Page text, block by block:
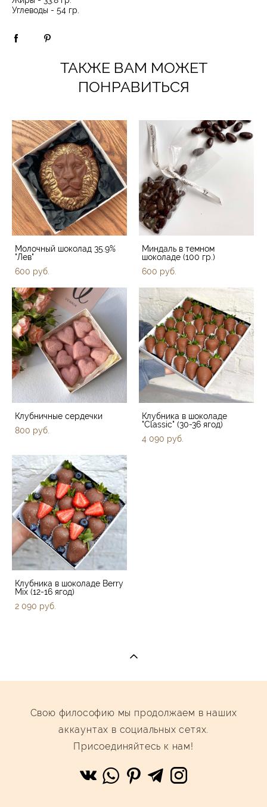
Углеводы - 54 гр.
ТАКЖЕ ВАМ МОЖЕТ
ПОНРАВИТЬСЯ
Молочный шоколад 35.9%
"Лев"
600 pуб.
Миндаль в темном
шоколаде (100 гр.)
600 pуб.
Клубничные сердечки
800 pуб.
Клубника в шоколаде
"Classic" (30-36 ягод)
4 090 pуб.
Клубника в шоколаде Berry
Mix (12-16 ягод)
2 090 pуб.
Cвою философию мы продолжаем в наших
аккаунтах в социальных сетях.
Присоединяйтесь к нам!